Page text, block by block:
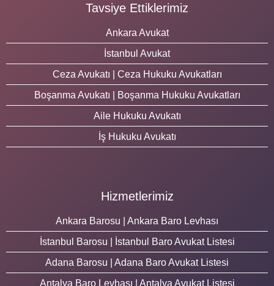
Tavsiye Ettiklerimiz
Ankara Avukat
İstanbul Avukat
Ceza Avukatı | Ceza Hukuku Avukatları
Boşanma Avukatı | Boşanma Hukuku Avukatları
Aile Hukuku Avukatı
İş Hukuku Avukatı
Hizmetlerimiz
Ankara Barosu | Ankara Baro Levhası
İstanbul Barosu | İstanbul Baro Avukat Listesi
Adana Barosu | Adana Baro Avukat Listesi
Antalya Baro Levhası | Antalya Avukat Listesi